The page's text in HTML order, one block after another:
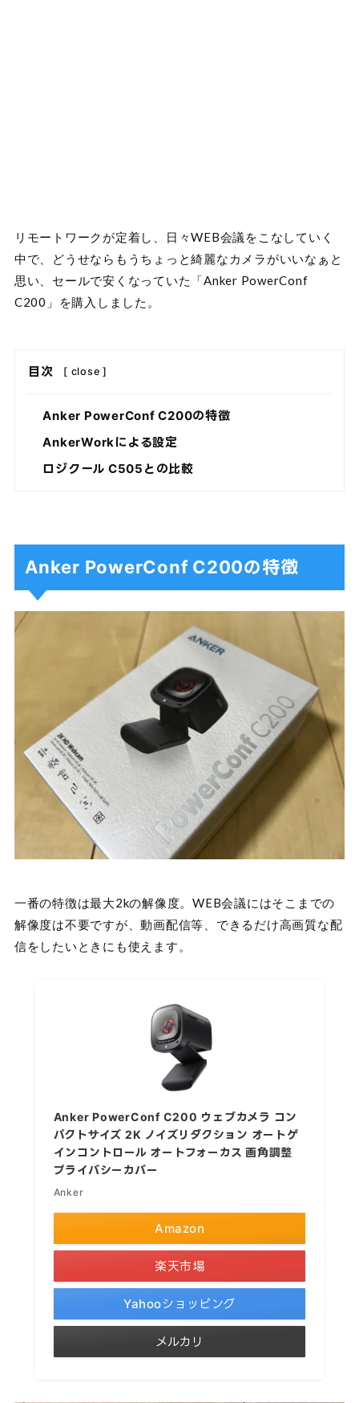
リモートワークが定着し、日々WEB会議をこなしていく
中で、どうせならもうちょっと綺麗なカメラがいいなぁと
思い、セールで安くなっていた「Anker PowerConf
C200」を購入しました。
目次 [ close ]
Anker PowerConf C200の特徴
AnkerWorkによる設定
ロジクール C505との比較
Anker PowerConf C200の特徴
一番の特徴は最大2kの解像度。WEB会議にはそこまでの
解像度は不要ですが、動画配信等、できるだけ高画質な配
信をしたいときにも使えます。
Anker PowerConf C200 ウェブカメラ コン
パクトサイズ 2K ノイズリダクション オートゲ
インコントロール オートフォーカス 画角調整
プライバシーカバー
Anker
Amazon
楽天市場
Yahooショッピング
メルカリ